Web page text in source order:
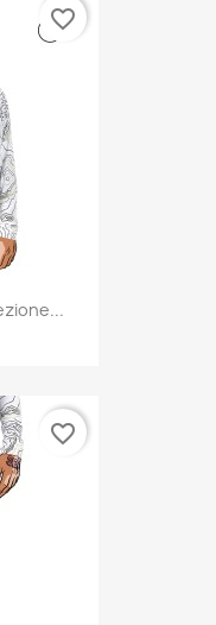
favorite_border
favorite_border